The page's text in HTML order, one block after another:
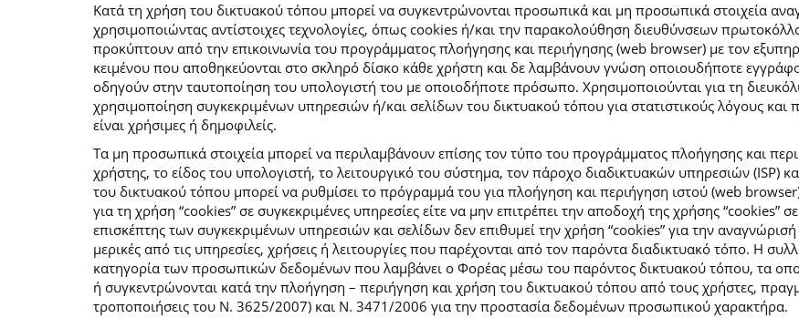
Κατά τη χρήση του δικτυακού τόπου μπορεί να συγκεντρώνονται προσωπικά και μη προσωπικά στοιχεία
χρησιμοποιώντας αντίστοιχες τεχνολογίες, όπως cookies ή/και την παρακολούθηση διευθύνσεων
προκύπτουν από την επικοινωνία του προγράμματος πλοήγησης και περιήγησης (web browser) με τον
κειμένου που αποθηκεύονται στο σκληρό δίσκο κάθε χρήστη και δε λαμβάνουν γνώση οποιουδήποτε
οδηγούν στην ταυτοποίηση του υπολογιστή του με οποιοδήποτε πρόσωπο. Χρησιμοποιούνται για τη
χρησιμοποίηση συγκεκριμένων υπηρεσιών ή/και σελίδων του δικτυακού τόπου για στατιστικούς λόγους και
είναι χρήσιμες ή δημοφιλείς.
Τα μη προσωπικά στοιχεία μπορεί να περιλαμβάνουν επίσης τον τύπο του προγράμματος πλοήγησης και
χρήστης, το είδος του υπολογιστή, το λειτουργικό του σύστημα, τον πάροχο διαδικτυακών υπηρεσιών (ISP)
του δικτυακού τόπου μπορεί να ρυθμίσει το πρόγραμμά του για πλοήγηση και περιήγηση ιστού (web
για τη χρήση “cookies” σε συγκεκριμένες υπηρεσίες είτε να μην επιτρέπει την αποδοχή της χρήσης
επισκέπτης των συγκεκριμένων υπηρεσιών και σελίδων δεν επιθυμεί την χρήση “cookies” για την
μερικές από τις υπηρεσίες, χρήσεις ή λειτουργίες που παρέχονται από τον παρόντα διαδικτυακό τόπο. Η
κατηγορία των προσωπικών δεδομένων που λαμβάνει ο Φορέας μέσω του παρόντος δικτυακού τόπου, τα
ή συγκεντρώνονται κατά την πλοήγηση – περιήγηση και χρήση του δικτυακού τόπου από τους χρήστες,
τροποποιήσεις του Ν. 3625/2007) και Ν. 3471/2006 για την προστασία δεδομένων προσωπικού χαρακτήρα.